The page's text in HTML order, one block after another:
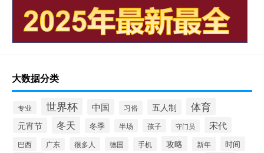
大数据分类
专业 世界杯 中国 习俗 五人制 体育
元宵节 冬天 冬季 半场 孩子 守门员 宋代
巴西 广东 很多人 德国 手机 攻略 新年 时间